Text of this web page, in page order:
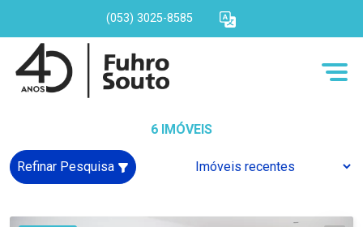
(053) 3025-8585
6 IMÓVEIS
Refinar Pesquisa